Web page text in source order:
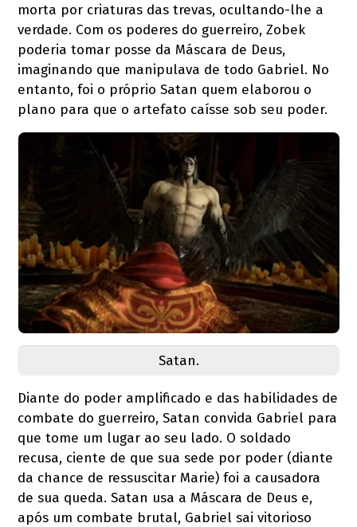
morta por criaturas das trevas, ocultando-lhe a
verdade. Com os poderes do guerreiro, Zobek
poderia tomar posse da Máscara de Deus,
imaginando que manipulava de todo Gabriel. No
entanto, foi o próprio Satan quem elaborou o
plano para que o artefato caísse sob seu poder.
Satan.
Diante do poder amplificado e das habilidades de
combate do guerreiro, Satan convida Gabriel para
que tome um lugar ao seu lado. O soldado
recusa, ciente de que sua sede por poder (diante
da chance de ressuscitar Marie) foi a causadora
de sua queda. Satan usa a Máscara de Deus e,
após um combate brutal, Gabriel sai vitorioso